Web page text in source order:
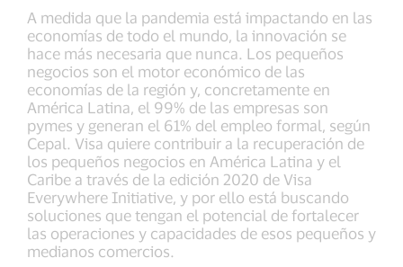
A medida que la pandemia está impactando en las
economías de todo el mundo, la innovación se
hace más necesaria que nunca. Los pequeños
negocios son el motor económico de las
economías de la región y, concretamente en
América Latina, el 99% de las empresas son
pymes y generan el 61% del empleo formal, según
Cepal. Visa quiere contribuir a la recuperación de
los pequeños negocios en América Latina y el
Caribe a través de la edición 2020 de Visa
Everywhere Initiative, y por ello está buscando
soluciones que tengan el potencial de fortalecer
las operaciones y capacidades de esos pequeños y
medianos comercios.